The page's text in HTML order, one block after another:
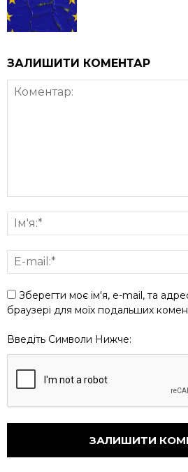
ЗАЛИШИТИ КОМЕНТАР
Зберегти моє ім'я, e-mail, та
браузері для моїх подальших
Введіть Символи Нижче: